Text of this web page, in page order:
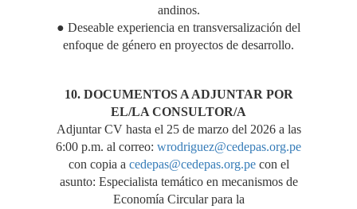
andinos.
● Deseable experiencia en transversalización del
enfoque de género en proyectos de desarrollo.
10. DOCUMENTOS A ADJUNTAR POR
EL/LA CONSULTOR/A
Adjuntar CV hasta el 25 de marzo del 2026 a las
6:00 p.m. al correo: wrodriguez@cedepas.org.pe
con copia a cedepas@cedepas.org.pecon el
asunto: Especialista temático en mecanismos de
Economía Circular para la